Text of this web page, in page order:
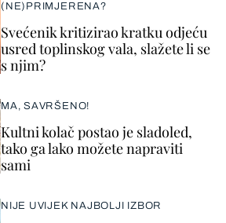
(NE)PRIMJERENA?
Svećenik kritizirao kratku odjeću
usred toplinskog vala, slažete li se
s njim?
MA, SAVRŠENO!
Kultni kolač postao je sladoled,
tako ga lako možete napraviti
sami
NIJE UVIJEK NAJBOLJI IZBOR